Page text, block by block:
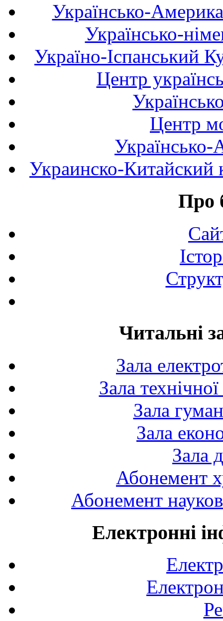
Українсько-
Українсько-
Україно-Іспанський
Центр
Центр
Українсько-
Украинско-Китайский
Про
Читальні
Зала
Зала
Зала
Зала
Зала
Абонемент
Абонемент
Електронні